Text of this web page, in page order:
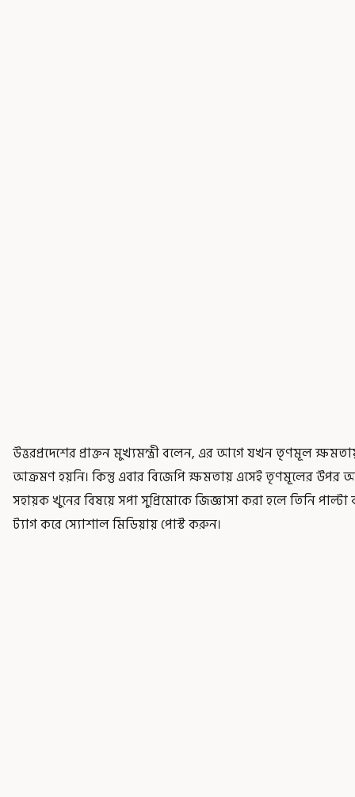
উত্তরপ্রদেশের প্রাক্তন মুখ্যমন্ত্রী বলেন, এর আগে যখন তৃণমূল
আক্রমণ হয়নি। কিন্তু এবার বিজেপি ক্ষমতায় এসেই তৃণমূলের উপর
সহায়ক খুনের বিষয়ে সপা সুপ্রিমোকে জিজ্ঞাসা করা হলে তিনি পাল্টা
ট্যাগ করে স্যোশাল মিডিয়ায় পোস্ট করুন।